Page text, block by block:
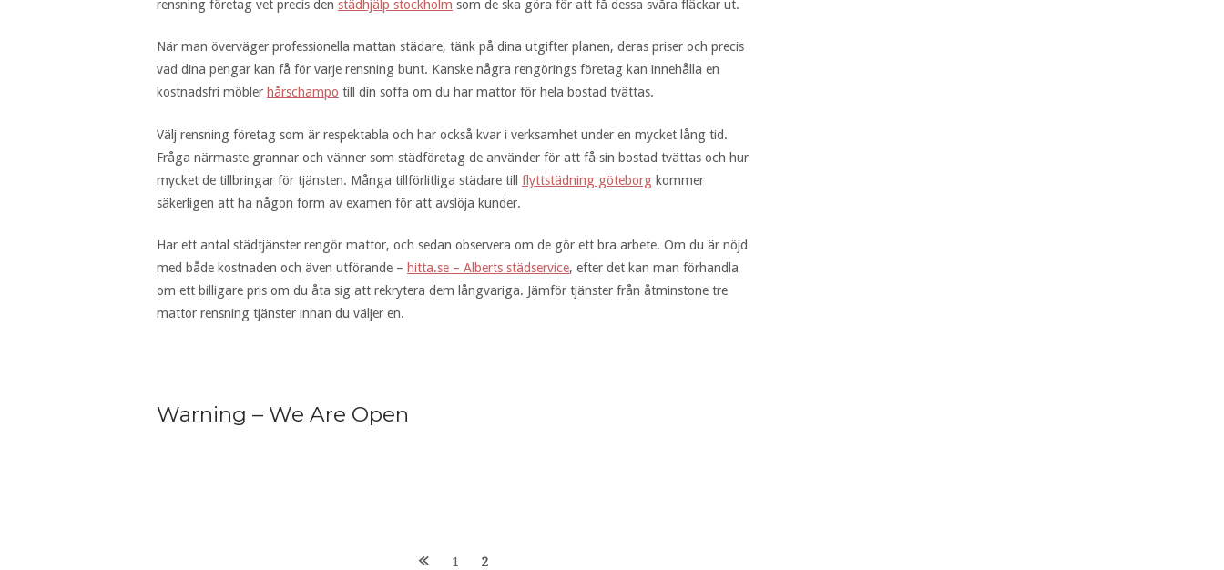
rensning företag vet precis den städhjälp stockholm som de ska göra för att få dessa svåra fläckar ut.
När man överväger professionella mattan städare, tänk på dina utgifter planen, deras priser och precis
vad dina pengar kan få för varje rensning bunt. Kanske några rengörings företag kan innehålla en
kostnadsfri möbler hårschampo till din soffa om du har mattor för hela bostad tvättas.
Välj rensning företag som är respektabla och har också kvar i verksamhet under en mycket lång tid.
Fråga närmaste grannar och vänner som städföretag de använder för att få sin bostad tvättas och hur
mycket de tillbringar för tjänsten. Många tillförlitliga städare till flyttstädning göteborg kommer
säkerligen att ha någon form av examen för att avslöja kunder.
Har ett antal städtjänster rengör mattor, och sedan observera om de gör ett bra arbete. Om du är nöjd
med både kostnaden och även utförande – hitta.se – Alberts städservice, efter det kan man förhandla
om ett billigare pris om du åta sig att rekrytera dem långvariga. Jämför tjänster från åtminstone tre
mattor rensning tjänster innan du väljer en.
Warning – We Are Open
1 2